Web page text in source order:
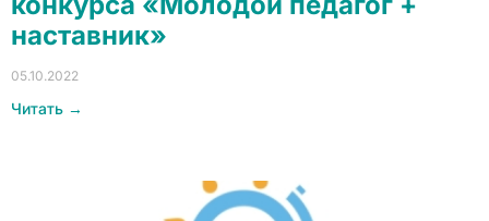
наставник»
05.10.2022
Читать →